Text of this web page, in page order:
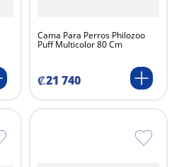
Cama Para Perros Philozoo
Puff Multicolor 80 Cm
₡21 740